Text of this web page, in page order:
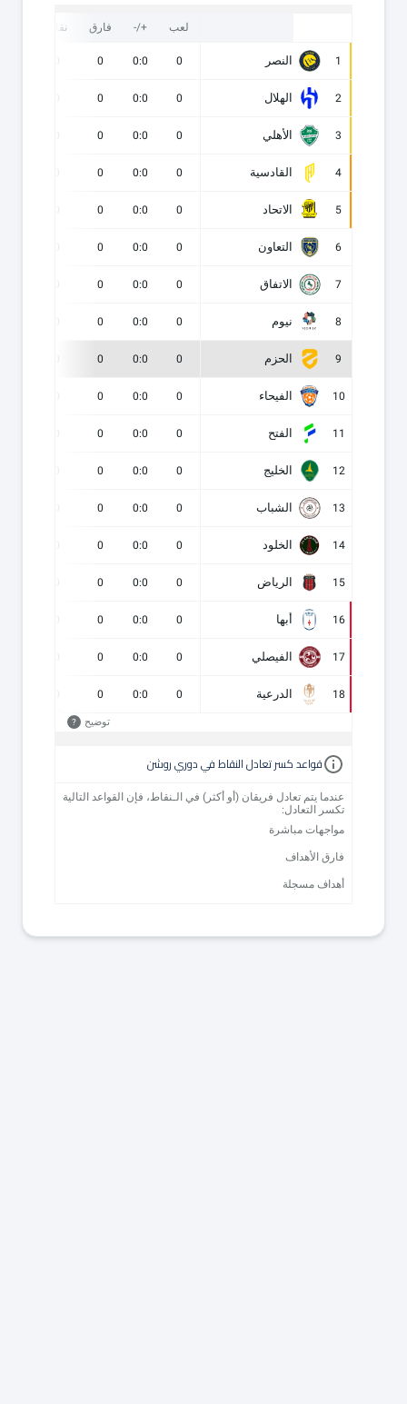
لعب +/- فارق نقاط
1 النصر 0
0:0
0
2 الهلال 0
0:0
0
3 الأهلي 0
0:0
0
4 القادسية 0
0:0
0
5 الاتحاد 0
0:0
0
6 التعاون 0
0:0
0
7 الاتفاق 0
0:0
0
8 نيوم 0
0:0
0
9 الحزم 0
0:0
0
10 الفيحاء 0
0:0
0
11 الفتح 0
0:0
0
12 الخليج 0
0:0
0
13 الشباب 0
0:0
0
14 الخلود 0
0:0
0
15 الرياض 0
0:0
0
16 أبها 0
0:0
0
17 الفيصلي 0
0:0
0
18 الدرعية 0
0:0
0
توضيح ?
قواعد كسر تعادل النقاط في دوري روشن
عندما يتم تعادل فريقان (أو أكثر) في الـنقاط، فإن القواعد التالية
تكسر التعادل:
مواجهات مباشرة
فارق الأهداف
أهداف مسجلة